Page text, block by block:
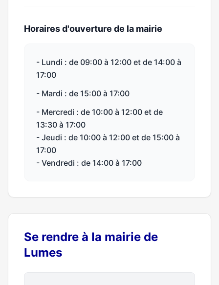
Horaires d'ouverture de la mairie
- Lundi : de 09:00 à 12:00 et de 14:00 à
17:00
- Mardi : de 15:00 à 17:00
- Mercredi : de 10:00 à 12:00 et de
13:30 à 17:00
- Jeudi : de 10:00 à 12:00 et de 15:00 à
17:00
- Vendredi : de 14:00 à 17:00
Se rendre à la mairie de
Lumes